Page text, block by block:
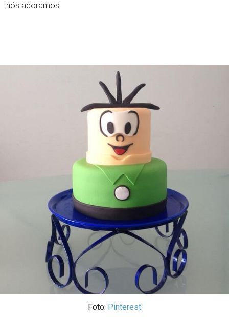
nós adoramos!
Foto: Pinterest